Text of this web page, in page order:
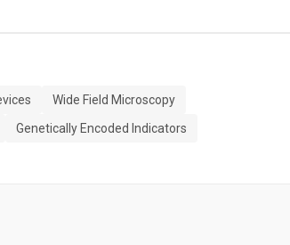
Wide Field Microscopy
Genetically Encoded Indicators